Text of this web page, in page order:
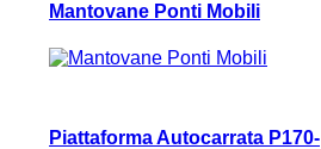
Mantovane Ponti Mobili
Piattaforma Autocarrata P170-